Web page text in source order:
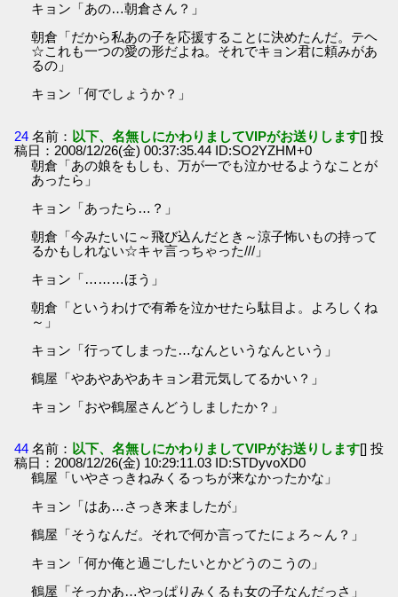
キョン「あの…朝倉さん？」
朝倉「だから私あの子を応援することに決めたんだ。テヘ
☆これも一つの愛の形だよね。それでキョン君に頼みがあ
るの」
キョン「何でしょうか？」
24 名前： 以下、名無しにかわりましてVIPがお送りします[] 投
稿日：2008/12/26(金) 00:37:35.44 ID:SO2YZHM+0
朝倉「あの娘をもしも、万が一でも泣かせるようなことが
あったら」
キョン「あったら…？」
朝倉「今みたいに～飛び込んだとき～涼子怖いもの持って
るかもしれない☆キャ言っちゃった///」
キョン「………ほう」
朝倉「というわけで有希を泣かせたら駄目よ。よろしくね
～」
キョン「行ってしまった…なんというなんという」
鶴屋「やあやあやあキョン君元気してるかい？」
キョン「おや鶴屋さんどうしましたか？」
44 名前： 以下、名無しにかわりましてVIPがお送りします[] 投
稿日：2008/12/26(金) 10:29:11.03 ID:STDyvoXD0
鶴屋「いやさっきねみくるっちが来なかったかな」
キョン「はあ…さっき来ましたが」
鶴屋「そうなんだ。それで何か言ってたにょろ～ん？」
キョン「何か俺と過ごしたいとかどうのこうの」
鶴屋「そっかあ…やっぱりみくるも女の子なんだっさ」